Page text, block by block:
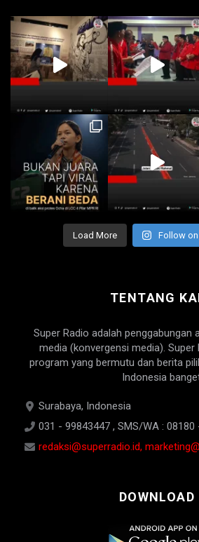
Load More Follow
TENTANG
Super Radio adalah penggabungan
media (konvergensi media). Super
program yang bermutu dan berita
Indonesia
Surabaya, Indonesia
031 - 99843447 , SMS/WA :
redaksi@superradio.id,
DOWNLOAD